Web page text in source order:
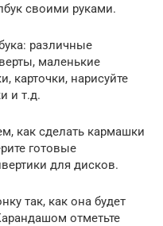
своими руками.
различные
маленькие
карточки, нарисуйте
и т.д.
как сделать кармашки
готовые
для дисков.
так, как она будет
отметьте